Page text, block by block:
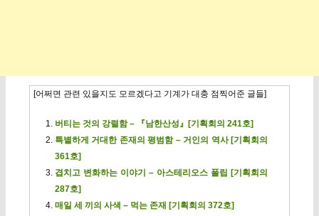
[어쩌면 관련 있을지도 모르겠다고 기계가 대충 점찍어준 글들]
버티는 것의 강렬함 – 『남한산성』[기획회의 241호]
특별하게 거대한 존재의 평범함 – 거인의 역사 [기획회의
361호]
겹치고 변화하는 이야기 – 아스테리오스 폴립 [기획회의
287호]
매일 세 끼의 사색 – 먹는 존재 [기획회의 372호]